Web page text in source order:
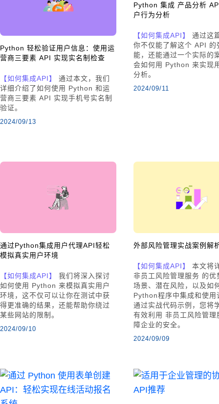
Python 轻松验证用户信息：使用运
营商三要素 API 实现实名制检查
【如何集成API】
通过本文，我们
详细介绍了如何使用 Python 和运
营商三要素 API 实现手机号实名制
验证。
2024/09/13
Python 集成 产品分析
户行为分析
【如何集成API】
通过这
你不仅能了解这个 API 的
能，还能通过一个实际的
会如何用 Python 来实现
分析。
2024/09/11
通过Python集成用户代理API轻松
模拟真实用户环境
【如何集成API】
我们将深入探讨
如何使用 Python 来模拟真实用户
环境，这不仅可以让你在测试中获
得更准确的结果，还能帮助你绕过
某些网站的限制。
2024/09/10
外部风险管理实战案例解
【如何集成API】
本文将
非员工风险管理服务 的优
场景、潜在风险，以及如
Python程序中集成和使用
通过实战代码示例，您将
有效利用 非员工风险管理
障企业的安全。
2024/09/09